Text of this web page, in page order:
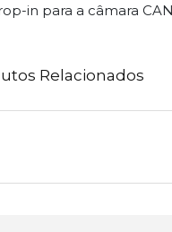
in para a câmara
Relacionados